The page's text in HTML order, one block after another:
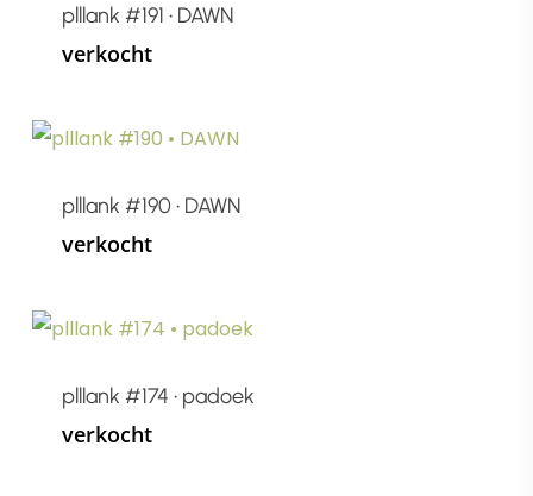
plllank #191 • DAWN
verkocht
plllank #190 • DAWN
verkocht
plllank #174 • padoek
verkocht